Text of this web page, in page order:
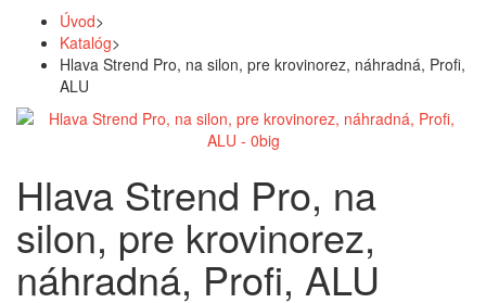
Úvod>
Katalóg>
Hlava Strend Pro, na silon, pre krovinorez, náhradná, Profi,
ALU
Hlava Strend Pro, na
silon, pre krovinorez,
náhradná, Profi, ALU